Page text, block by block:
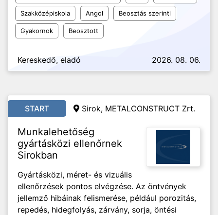
Szakközépiskola Angol Beosztás szerinti
Gyakornok Beosztott
Kereskedő, eladó 2026. 08. 06.
START Sirok, METALCONSTRUCT Zrt.
Munkalehetőség
gyártásközi ellenőrnek
Sirokban
Gyártásközi, méret- és vizuális
ellenőrzések pontos elvégzése. Az öntvények
jellemző hibáinak felismerése, például porozitás,
repedés, hidegfolyás, zárvány, sorja, öntési